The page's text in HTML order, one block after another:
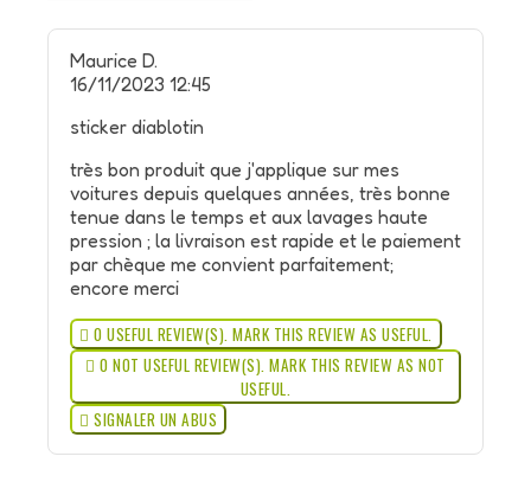
Maurice D.
16/11/2023 12:45
sticker diablotin
très bon produit que j'applique sur mes
voitures depuis quelques années, très bonne
tenue dans le temps et aux lavages haute
pression ; la livraison est rapide et le paiement
par chèque me convient parfaitement;
encore merci
 0 USEFUL REVIEW(S). MARK THIS REVIEW AS USEFUL.
 0 NOT USEFUL REVIEW(S). MARK THIS REVIEW AS NOT
USEFUL.
 SIGNALER UN ABUS